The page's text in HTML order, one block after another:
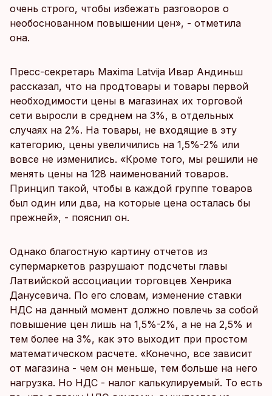
очень строго, чтобы избежать разговоров о
необоснованном повышении цен», - отметила
она.
Пресс-секретарь Maxima Latvija Ивар Андиньш
рассказал, что на продтовары и товары первой
необходимости цены в магазинах их торговой
сети выросли в среднем на 3%, в отдельных
случаях на 2%. На товары, не входящие в эту
категорию, цены увеличились на 1,5%-2% или
вовсе не изменились. «Кроме того, мы решили не
менять цены на 128 наименований товаров.
Принцип такой, чтобы в каждой группе товаров
был один или два, на которые цена осталась бы
прежней», - пояснил он.
Однако благостную картину отчетов из
супермаркетов разрушают подсчеты главы
Латвийской ассоциации торговцев Хенрика
Данусевича. По его словам, изменение ставки
НДС на данный момент должно повлечь за собой
повышение цен лишь на 1,5%-2%, а не на 2,5% и
тем более на 3%, как это выходит при простом
математическом расчете. «Конечно, все зависит
от магазина - чем он меньше, тем больше на него
нагрузка. Но НДС - налог калькулируемый. То есть